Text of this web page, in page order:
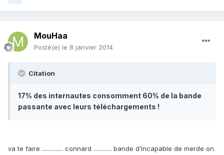
MouHaa
Posté(e) le 8 janvier 2014
Citation
17% des internautes consomment 60% de la bande
passante avec leurs téléchargements !
va te faire .............. connard ............ bande d’incapable de merde on